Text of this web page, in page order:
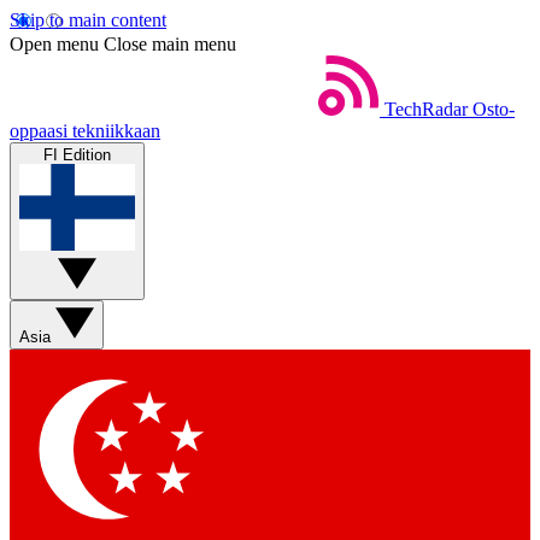
Skip to main content
Open menu Close main menu
TechRadar Osto-
oppaasi tekniikkaan
FI Edition
Asia